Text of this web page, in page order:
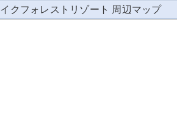
クフォレストリゾート 周辺マップ